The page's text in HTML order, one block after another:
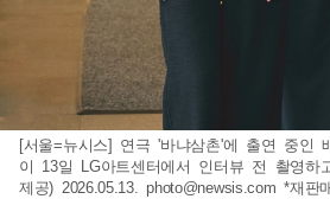
[서울=뉴시스] 연극 '바냐삼촌'에 출연 중인
이 13일 LG아트센터에서 인터뷰 전 촬영하
제공) 2026.05.13.photo@newsis.com *재판